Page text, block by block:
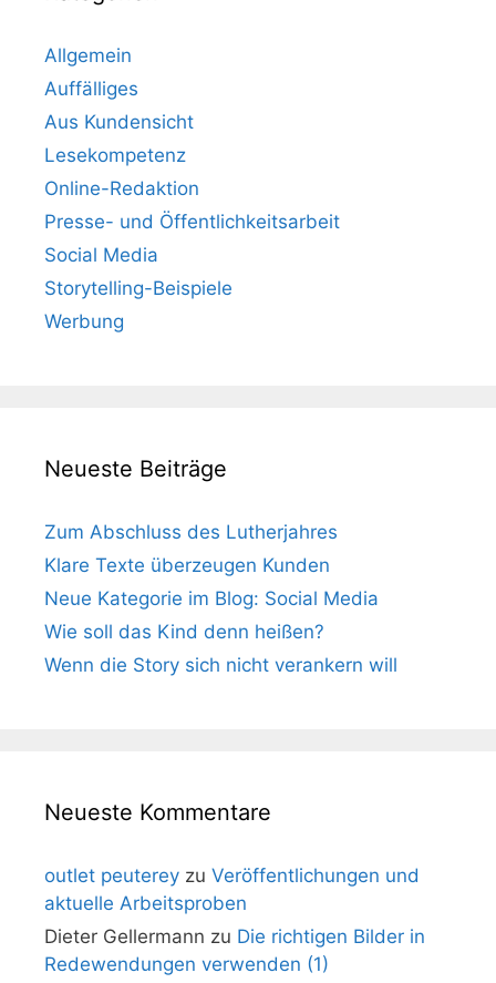
Allgemein
Auffälliges
Aus Kundensicht
Lesekompetenz
Online-Redaktion
Presse- und Öffentlichkeitsarbeit
Social Media
Storytelling-Beispiele
Werbung
Neueste Beiträge
Zum Abschluss des Lutherjahres
Klare Texte überzeugen Kunden
Neue Kategorie im Blog: Social Media
Wie soll das Kind denn heißen?
Wenn die Story sich nicht verankern will
Neueste Kommentare
outlet peuterey zu Veröffentlichungen und
aktuelle Arbeitsproben
Dieter Gellermann zu Die richtigen Bilder in
Redewendungen verwenden (1)